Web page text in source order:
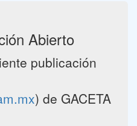
Abierto
publicación
) de GACETA